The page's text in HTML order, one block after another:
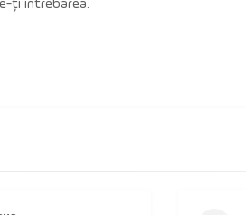
ți întrebarea.